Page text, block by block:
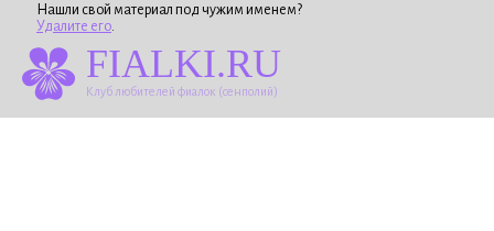
Нашли свой материал под чужим именем?
Удалите его
FIALKI.RU
Клуб любителей фиалок (сенполий)